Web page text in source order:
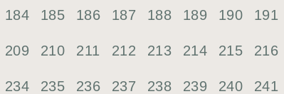
184 185 186 187 188 189 190 191
209 210 211 212 213 214 215 216
234 235 236 237 238 239 240 241